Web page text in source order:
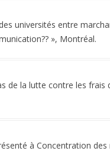
universités entre
», Montréal.
de la lutte contre les
à Concentration